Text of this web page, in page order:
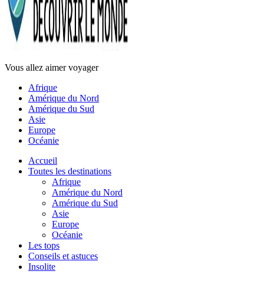
Vous allez aimer voyager
Afrique
Amérique du Nord
Amérique du Sud
Asie
Europe
Océanie
Accueil
Toutes les destinations
Afrique
Amérique du Nord
Amérique du Sud
Asie
Europe
Océanie
Les tops
Conseils et astuces
Insolite